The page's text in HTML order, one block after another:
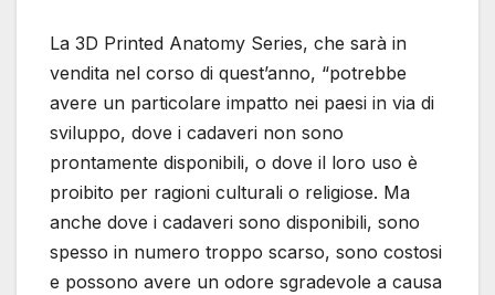
La 3D Printed Anatomy Series, che sarà in
vendita nel corso di quest’anno, “potrebbe
avere un particolare impatto nei paesi in via di
sviluppo, dove i cadaveri non sono
prontamente disponibili, o dove il loro uso è
proibito per ragioni culturali o religiose. Ma
anche dove i cadaveri sono disponibili, sono
spesso in numero troppo scarso, sono costosi
e possono avere un odore sgradevole a causa